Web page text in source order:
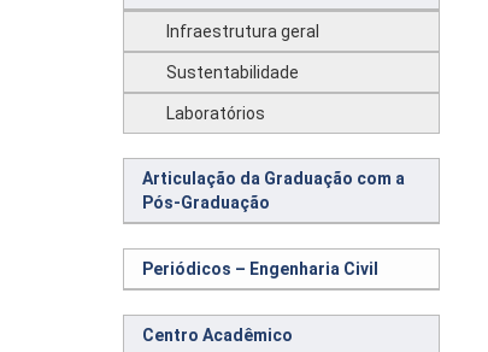
Infraestrutura geral
Sustentabilidade
Laboratórios
Articulação da Graduação com a
Pós-Graduação
Periódicos – Engenharia Civil
Centro Acadêmico